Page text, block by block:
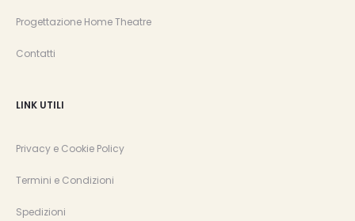
Progettazione Home Theatre
Contatti
LINK UTILI
Privacy e Cookie Policy
Termini e Condizioni
Spedizioni